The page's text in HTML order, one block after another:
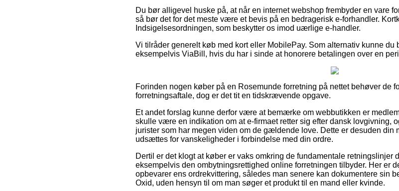
Du bør alligevel huske på, at når en internet webshop frembyder en vare
så bør det for det meste være et bevis på en bedragerisk e-forhandler.
Indsigelsesordningen, som beskytter os imod uærlige e-handler.
Vi tilråder generelt køb med kort eller MobilePay. Som alternativ kunne du
eksempelvis ViaBill, hvis du har i sinde at honorere betalingen over en
Forinden nogen køber på en Rosemunde forretning på nettet behøver de
forretningsaftale, dog er det tit en tidskrævende opgave.
Et andet forslag kunne derfor være at bemærke om webbutikken er
skulle være en indikation om at e-firmaet retter sig efter dansk lovgivning,
jurister som har megen viden om de gældende love. Dette er desuden din
udsættes for vanskeligheder i forbindelse med din ordre.
Dertil er det klogt at køber er vaks omkring de fundamentale retningslinjer
eksempelvis den ombytningsrettighed online forretningen tilbyder. Her er
opbevarer ens ordrekvittering, således man senere kan dokumentere sin
Oxid, uden hensyn til om man søger et produkt til en mand eller kvinde.